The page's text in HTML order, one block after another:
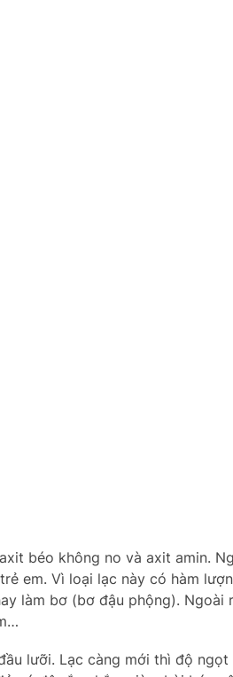
béo không no và axit amin.
em. Vì loại lạc này có hàm
làm bơ (bơ đậu phộng).
lưỡi. Lạc càng mới thì độ